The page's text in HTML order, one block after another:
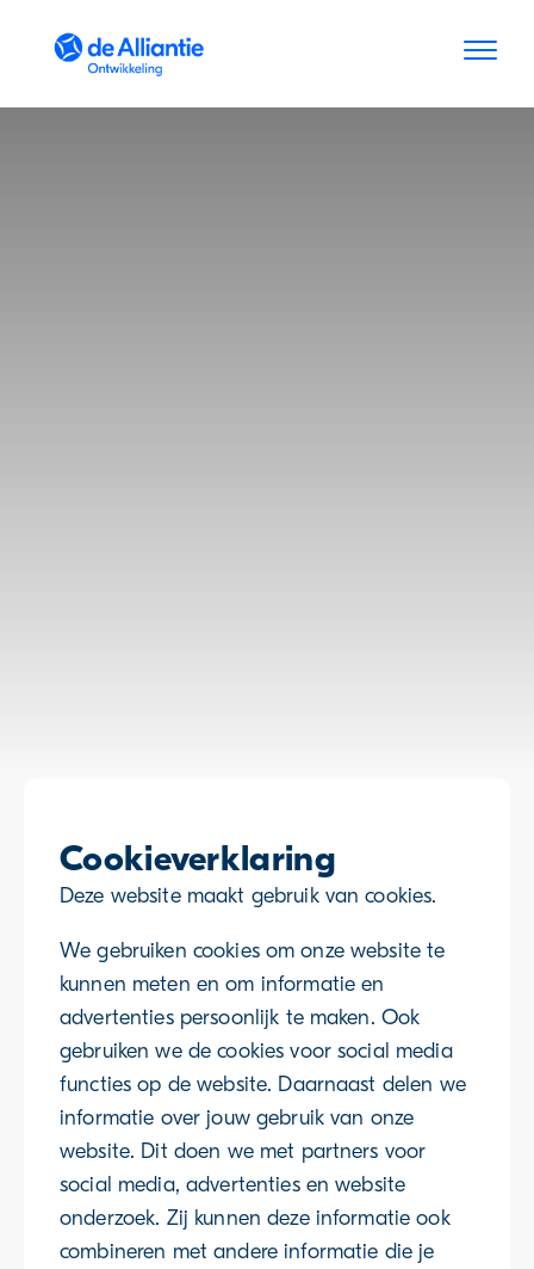
Cookieverklaring
Deze website maakt gebruik van cookies.
We gebruiken cookies om onze website te
kunnen meten en om informatie en
advertenties persoonlijk te maken. Ook
gebruiken we de cookies voor social media
functies op de website. Daarnaast delen we
informatie over jouw gebruik van onze
website. Dit doen we met partners voor
social media, advertenties en website
onderzoek. Zij kunnen deze informatie ook
combineren met andere informatie die je